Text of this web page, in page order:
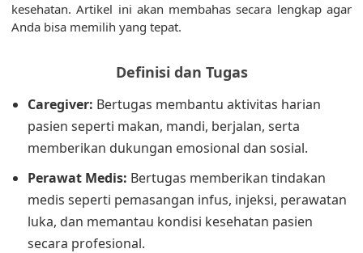
kesehatan. Artikel ini akan membahas secara lengkap agar
Anda bisa memilih yang tepat.
Definisi dan Tugas
Caregiver: Bertugas membantu aktivitas harian
pasien seperti makan, mandi, berjalan, serta
memberikan dukungan emosional dan sosial.
Perawat Medis: Bertugas memberikan tindakan
medis seperti pemasangan infus, injeksi, perawatan
luka, dan memantau kondisi kesehatan pasien
secara profesional.